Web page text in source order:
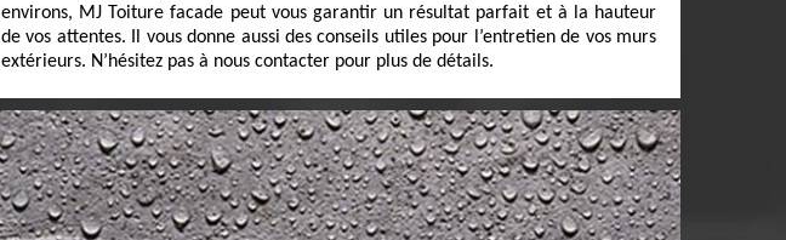
environs, MJ Toiture facade peut vous garantir un résultat parfait et à la hauteur
de vos attentes. Il vous donne aussi des conseils utiles pour l’entretien de vos murs
extérieurs. N’hésitez pas à nous contacter pour plus de détails.